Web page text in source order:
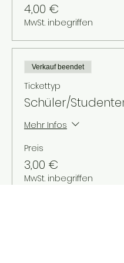
4,00 €
MwSt. inbegriffen
Verkauf beendet
Tickettyp
Schüler/
Mehr Infos
Preis
3,00 €
MwSt. inbegriffen